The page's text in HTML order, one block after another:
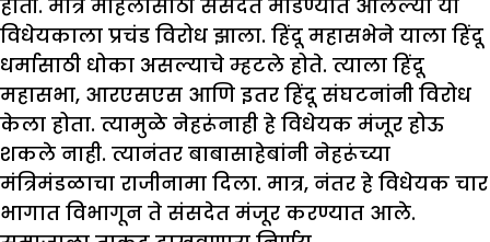
होती. मात्र महिलांसाठी संसदेत मांडण्यात आलेल्या या
विधेयकाला प्रचंड विरोध झाला. हिंदू महासभेने याला हिंदू
धर्मासाठी धोका असल्याचे म्हटले होते. त्याला हिंदू
महासभा, आरएसएस आणि इतर हिंदू संघटनांनी विरोध
केला होता. त्यामुळे नेहरूंनाही हे विधेयक मंजूर होऊ
शकले नाही. त्यानंतर बाबासाहेबांनी नेहरूंच्या
मंत्रिमंडळाचा राजीनामा दिला. मात्र, नंतर हे विधेयक चार
भागात विभागून ते संसदेत मंजूर करण्यात आले.